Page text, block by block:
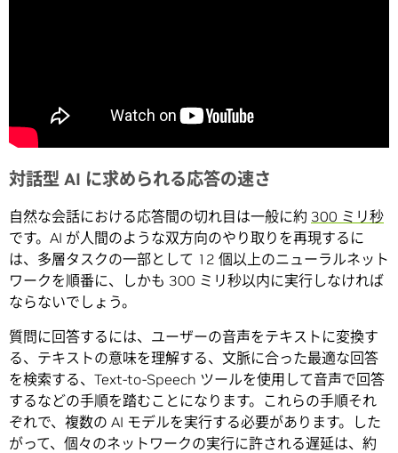
対話型 AI に求められる応答の速さ
自然な会話における応答間の切れ目は一般に約 300 ミリ秒
です。AI が人間のような双方向のやり取りを再現するに
は、多層タスクの一部として 12 個以上のニューラルネット
ワークを順番に、しかも 300 ミリ秒以内に実行しなければ
ならないでしょう。
質問に回答するには、ユーザーの音声をテキストに変換す
る、テキストの意味を理解する、文脈に合った最適な回答
を検索する、Text-to-Speech ツールを使用して音声で回答
するなどの手順を踏むことになります。これらの手順それ
ぞれで、複数の AI モデルを実行する必要があります。した
がって、個々のネットワークの実行に許される遅延は、約